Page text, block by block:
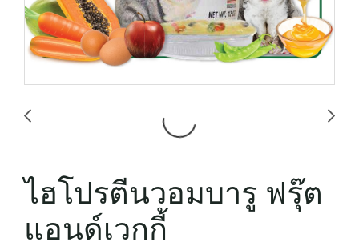
ไฮโปรตีนวอมบารู ฟรุ๊ต
แอนด์เวกกี้